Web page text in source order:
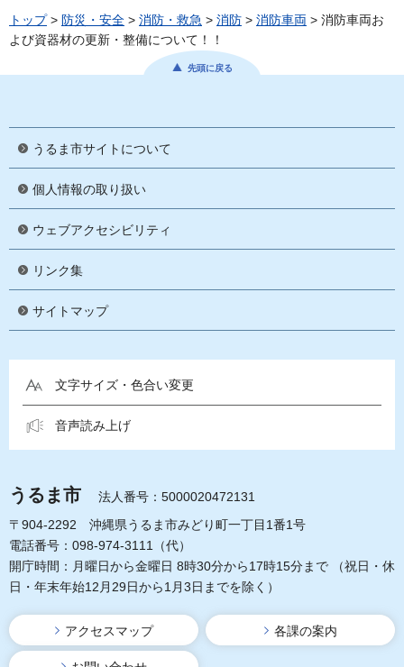
トップ> 防災・安全 > 消防・救急 > 消防 > 消防車両 > 消防車両お
よび資器材の更新・整備について！！
先頭に戻る
うるま市サイトについて
個人情報の取り扱い
ウェブアクセシビリティ
リンク集
サイトマップ
文字サイズ・色合い変更
音声読み上げ
うるま市
法人番号：5000020472131
〒904-2292 沖縄県うるま市みどり町一丁目1番1号
電話番号：098-974-3111（代）
開庁時間：月曜日から金曜日 8時30分から17時15分まで
（祝日・休
日・年末年始12月29日から1月3日までを除く）
アクセスマップ 各課の案内